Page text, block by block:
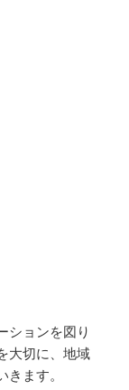
ションを図り
大切に、地域
ます。